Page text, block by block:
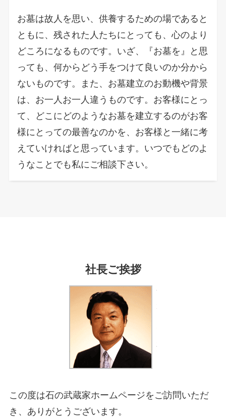
お墓は故人を思い、供養するための場であると
ともに、残された人たちにとっても、心のより
どころになるものです。いざ、『お墓を』と思
っても、何からどう手をつけて良いのか分から
ないものです。また、お墓建立のお動機や背景
は、お一人お一人違うものです。お客様にとっ
て、どこにどのようなお墓を建立するのがお客
様にとっての最善なのかを、お客様と一緒に考
えていければと思っています。いつでもどのよ
うなことでも私にご相談下さい。
社長ご挨拶
この度は石の武蔵家ホームページをご訪問いただ
き、ありがとうございます。